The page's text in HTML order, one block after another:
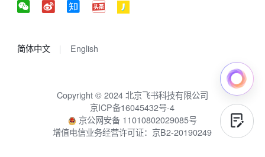
简体中文 English
Copyright © 2024 北京飞书科技有限公司
京ICP备16045432号-4
京公网安备 11010802029085号
增值电信业务经营许可证：京B2-20190249